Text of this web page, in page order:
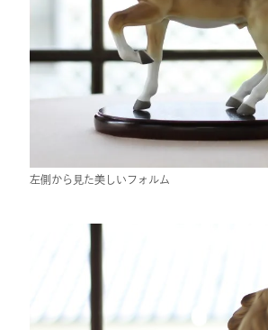
左側から見た美しいフォルム